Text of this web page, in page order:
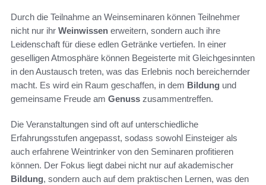
Durch die Teilnahme an Weinseminaren können Teilnehmer
nicht nur ihr Weinwissen erweitern, sondern auch ihre
Leidenschaft für diese edlen Getränke vertiefen. In einer
geselligen Atmosphäre können Begeisterte mit Gleichgesinnten
in den Austausch treten, was das Erlebnis noch bereichernder
macht. Es wird ein Raum geschaffen, in dem Bildung und
gemeinsame Freude am Genuss zusammentreffen.
Die Veranstaltungen sind oft auf unterschiedliche
Erfahrungsstufen angepasst, sodass sowohl Einsteiger als
auch erfahrene Weintrinker von den Seminaren profitieren
können. Der Fokus liegt dabei nicht nur auf akademischer
Bildung, sondern auch auf dem praktischen Lernen, was den